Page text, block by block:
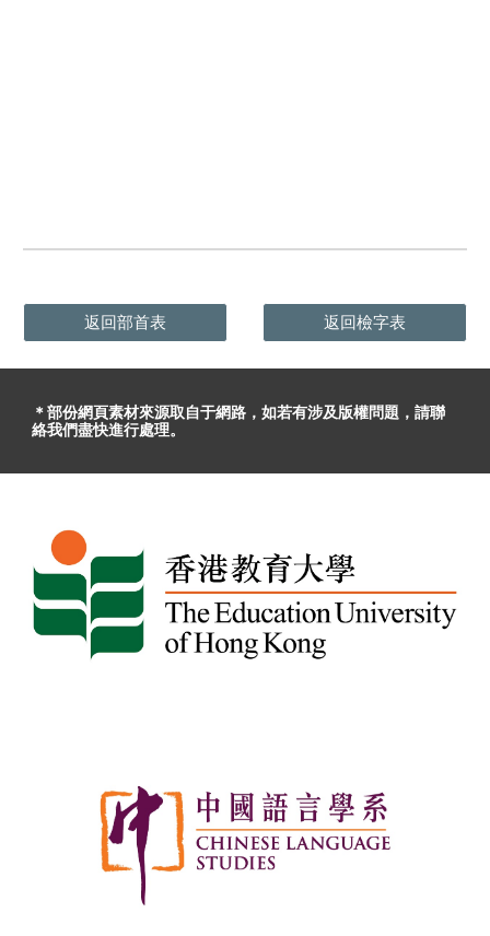
返回部首表 返回檢字表
＊部份網頁素材來源取自于網路，如若有涉及版權問題 ，請聯
絡我們盡快進行處理。